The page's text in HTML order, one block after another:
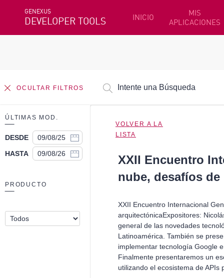
GENEXUS
DEVELOPER TOOLS INICIO
MIS
APLICACIONES